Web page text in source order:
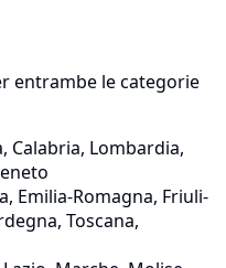
entrambe le categorie
Calabria, Lombardia,
Emilia-Romagna, Friuli-
Toscana,